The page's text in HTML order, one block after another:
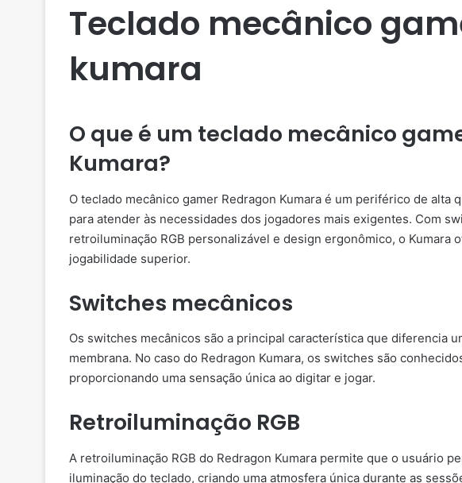
Teclado mecânico
kumara
O que é um teclado mecânico
Kumara?
O teclado mecânico gamer Redragon Kumara é um periférico de alta
para atender às necessidades dos jogadores mais exigentes. Com
retroiluminação RGB personalizável e design ergonômico, o Kumara
jogabilidade superior.
Switches mecânicos
Os switches mecânicos são a principal característica que diferencia
membrana. No caso do Redragon Kumara, os switches são
proporcionando uma sensação única ao digitar e jogar.
Retroiluminação RGB
A retroiluminação RGB do Redragon Kumara permite que o usuário
iluminação do teclado, criando uma atmosfera única durante as